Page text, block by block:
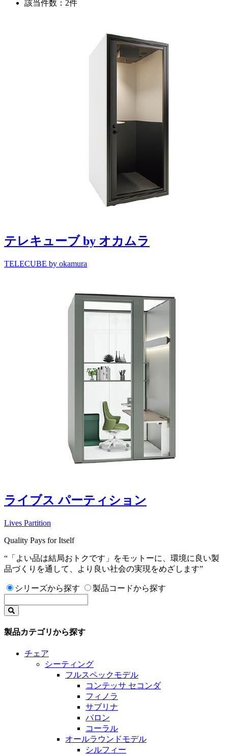
該当件数：2件
テレキューブ by オカムラ
TELECUBE by okamura
ライブス パーティション
Lives Partition
Quality Pays for Itself
“「よい品は結局おトクです」をモットーに、環境に良い製
品づくりを通して、より良い社会の実現をめざします”
シリーズから探す 製品コードから探す
製品カテゴリから探す
チェア
シーティング
フルスペックモデル
コンテッサ セコンダ
フィノラ
サブリナ
バロン
コーラル
オールラウンドモデル
シルフィー